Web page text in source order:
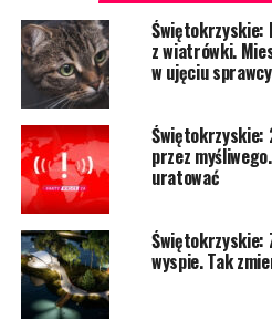
Świętokrzyskie:
z wiatrówki.
w ujęciu sprawcy
przez
uratować
Świętokrzyskie:
wyspie. Tak